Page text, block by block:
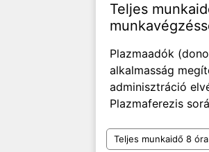
Teljes
Plazmaadók
alkalmasság
adminisztráció
Plazmaferezis
Teljes munkaidő 8 óra